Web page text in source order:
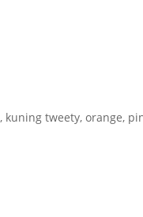
tweety, orange,